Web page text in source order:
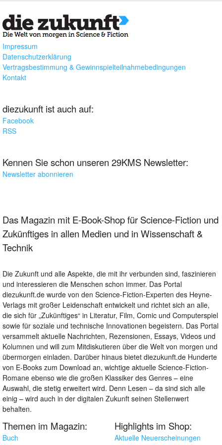
Impressum
Datenschutzerklärung
Vertragsbestimmung & Gewinnspielteilnahmebedingungen
Kontakt
diezukunft ist auch auf:
Facebook
RSS
Kennen Sie schon unseren 29KMS Newsletter:
Newsletter abonnieren
Das Magazin mit E-Book-Shop für Science-Fiction und
Zukünftiges in allen Medien und in Wissenschaft &
Technik
Die Zukunft und alle Aspekte, die mit ihr verbunden sind, faszinieren
und interessieren die Menschen schon immer. Das Portal
diezukunft.de wurde von den Science-Fiction-Experten des Heyne-
Verlags mit großer Leidenschaft entwickelt und richtet sich an alle,
die sich für „Zukünftiges“ in Literatur, Film, Comic und Computerspiel
sowie für soziale und technische Innovationen begeistern. Das Portal
versammelt aktuelle Nachrichten, Rezensionen, Essays, Videos und
Kolumnen und will zum Mitdiskutieren über die Welt von morgen und
übermorgen einladen. Darüber hinaus bietet diezukunft.de Hunderte
von E-Books zum Download an, wichtige aktuelle Science-Fiction-
Romane ebenso wie die großen Klassiker des Genres – eine
Auswahl, die stetig erweitert wird. Denn Lesen – da sind sich alle
einig – wird auch in der digitalen Zukunft seinen Stellenwert
behalten.
Themen im Magazin:
Buch
Highlights im Shop:
Aktuelle Neuerscheinungen